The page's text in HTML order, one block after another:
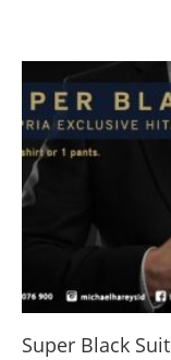
Super Black Suit